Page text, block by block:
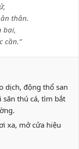
thân.
bại,
cần.”
dịch, động thổ san
săn thú cá, tìm bắt
xa, mở cửa hiệu